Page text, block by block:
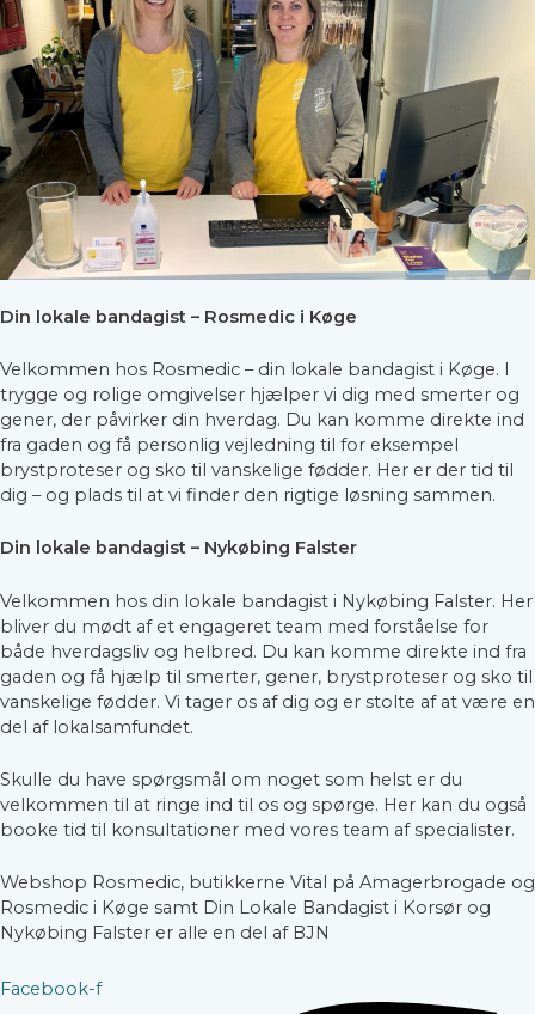
Din lokale bandagist – Rosmedic i Køge
Velkommen hos Rosmedic – din lokale bandagist i Køge. I
trygge og rolige omgivelser hjælper vi dig med smerter og
gener, der påvirker din hverdag. Du kan komme direkte ind
fra gaden og få personlig vejledning til for eksempel
brystproteser og sko til vanskelige fødder. Her er der tid til
dig – og plads til at vi finder den rigtige løsning sammen.
Din lokale bandagist – Nykøbing Falster
Velkommen hos din lokale bandagist i Nykøbing Falster. Her
bliver du mødt af et engageret team med forståelse for
både hverdagsliv og helbred. Du kan komme direkte ind fra
gaden og få hjælp til smerter, gener, brystproteser og sko til
vanskelige fødder. Vi tager os af dig og er stolte af at være en
del af lokalsamfundet.
Skulle du have spørgsmål om noget som helst er du
velkommen til at ringe ind til os og spørge. Her kan du også
booke tid til konsultationer med vores team af specialister.
Webshop Rosmedic, butikkerne Vital på Amagerbrogade og
Rosmedic i Køge samt Din Lokale Bandagist i Korsør og
Nykøbing Falster er alle en del af BJN
Facebook-f